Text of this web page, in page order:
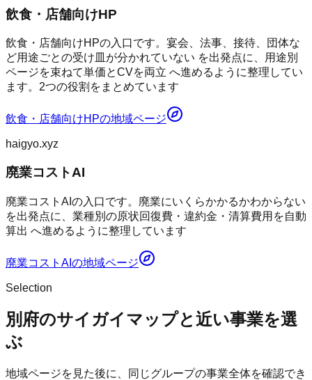
飲食・店舗向けHP
飲食・店舗向けHPの入口です。宴会、法事、接待、団体な
ど用途ごとの受け皿が分かれていない を出発点に、用途別
ページを束ねて単価とCVを両立 へ進めるように整理してい
ます。2つの役割をまとめています
飲食・店舗向けHPの地域ページ
haigyo.xyz
廃業コストAI
廃業コストAIの入口です。廃業にいくらかかるかわからない
を出発点に、業種別の原状回復費・違約金・清算費用を自動
算出 へ進めるように整理しています
廃業コストAI の地域ページ
Selection
別府のサイガイマップと近い事業を選
ぶ
地域ページを見た後に、同じグループの事業全体を確認でき